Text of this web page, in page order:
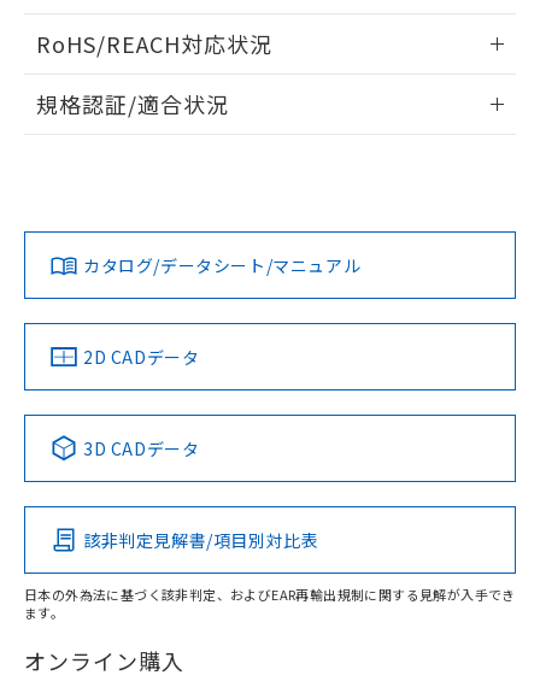
ドすることができます。
ログイン/会員登録
ダウンロードデータをご利用いただく前に、以下を必ずお読
みください。
ソフトウェアの使用条件
RoHS/REACH対応状況
EU RoHS 注意事項・凡例
対応済み
中国 RoHS 注意事項・凡例
Pb Hg Cd Cr(VI)
O
在庫等で未対応品が混在する可能性があります。
規格認証/適合状況
LR型式承認
（イギリス
船舶規格）
DNV型式承認
（ノルウェー
BV型式承認
（フランス
KR型式
（韓国
No No No No
この製品の規格認証/適合状況ページへ
その他の認証はこちらのページからご検索ください
カタログ/データシート/マニュアル
2D CADデータ
3D CADデータ
該非判定見解書/項目別対比表
日本の外為法に基づく該非判定、およびEAR再輸出規制に関する見解が入手でき
ます。
オンライン購入
既に当社にて対応品への在庫切替を完了
していることから、特段のことがない限
り、2022年1月12日より割愛しておりま
す。